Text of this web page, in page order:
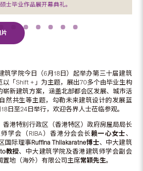
士毕业作品展开幕典礼。
筑学院今日（6月18日）起举办第三十届建筑
以「Shift +」为主题，展出70多个由毕业生构
崭新建筑方案，涵盖北部都会区发展、城市活
然共生等主题，勾勒未来建筑设计的发展蓝
日至24日举行，欢迎各界人士莅临参观。
香港特别行政区（香港特区）政府房屋局局长
学会（RIBA）香港分会会长赖一心女士、
国际理事Ruffina Thilakaratne博士、中大建筑
教授、中大建筑学院及香港建筑师学会副会
置地（海外）有限公司主席常颖先生。